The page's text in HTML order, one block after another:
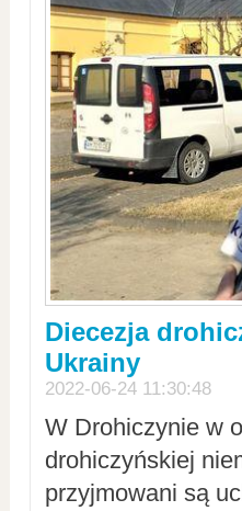
Diecezja
Ukrainy
2022-06-24 11:30:48
W Drohiczynie w
drohiczyńskiej
przyjmowani są